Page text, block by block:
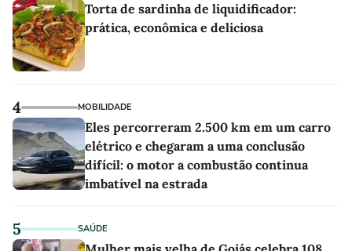
Torta de sardinha de liquidificador:
prática, econômica e deliciosa
4 MOBILIDADE
Eles percorreram 2.500 km em um carro
elétrico e chegaram a uma conclusão
difícil: o motor a combustão continua
imbatível na estrada
5 SAÚDE